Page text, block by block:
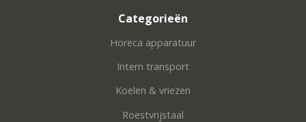
Categorieën
Horeca apparatuur
Intern transport
Koelen & vriezen
Roestvrijstaal